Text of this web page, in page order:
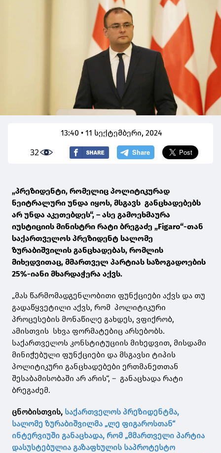
13:40 • 11 სექტემბერი, 2024
32
„პრეზიდენტი, რომელიც პოლიტიკურად
ნეიტრალური უნდა იყოს, მსგავს განცხადებებს
არ უნდა აკეთებდეს“, – ასე გამოეხმაურა
იუსტიციის მინისტრი რატი ბრეგაძე „Figaro“-თან
საქართველოს პრეზიდენტ სალომე
ზურაბიშვილის განცხადებას, რომლის
მიხედვითაც, მმართველ პარტიას საზოგადოების
25%-იანი მხარდაჭერა აქვს.
„მას წარმომადგენლობითი ფუნქციები აქვს და თუ
გადაწყვეტილი აქვს, რომ პოლიტიკური
პროცესების მონაწილე გახდეს, ვფიქრობ,
ამისთვის სხვა ფორმატებიც არსებობს.
საქართველოს კონსტიტუციის მიხედვით, მისდამი
მინიჭებული ფუნქციები და მსგავსი ტიპის
პოლიტიკური განცხადებები ერთმანეთთან
შესაბამისობაში არ არის“, – განაცხადა რატი
ბრეგაძემ.
ცნობისთვის, საქართველოს პრეზიდენტმა,
სალომე ზურაბიშვილმა „ლე ფიგაროსთან“
ინტერვიუში განაცხადა, რომ „მმართველი პარტია
დასუსტებულია გაზაფხულის საპროტესტო